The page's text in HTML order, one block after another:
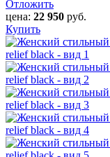
Отложить
цена: 22 950 руб.
Купить